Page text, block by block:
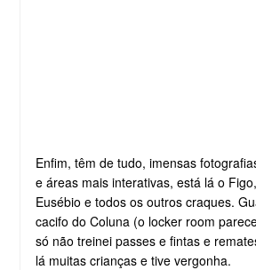
Enfim, têm de tudo, imensas
e áreas mais interativas, está lá o
Eusébio e todos os outros craques.
cacifo do Coluna (o locker room
só não treinei passes e fintas e
lá muitas crianças e tive vergonha.